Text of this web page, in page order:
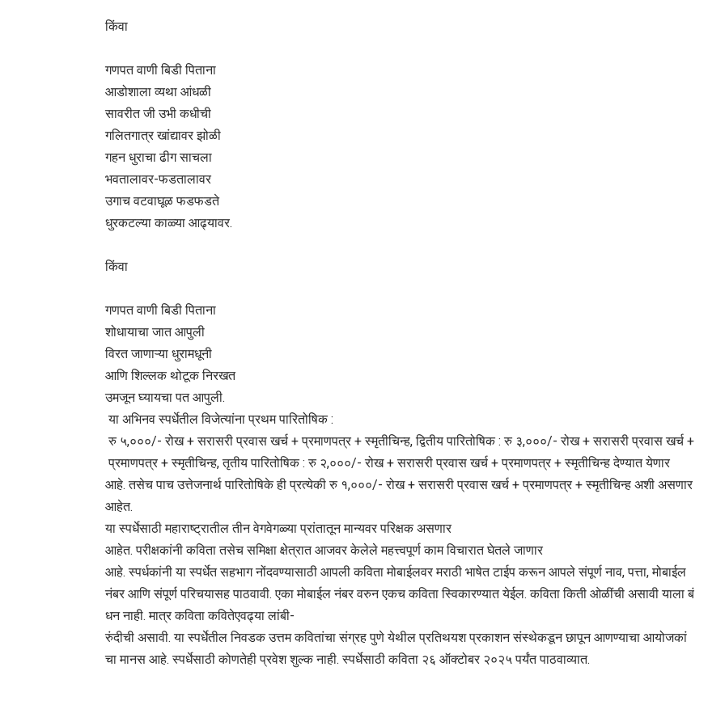
किंवा
गणपत वाणी बिडी पिताना
आडोशाला व्यथा आंधळी
सावरीत जी उभी कधीची
गलितगात्र खांद्यावर झोळी
गहन धुराचा ढीग साचला
भवतालावर-फडतालावर
उगाच वटवाघूळ फडफडते
धुरकटल्या काळ्या आढ्यावर.
किंवा
गणपत वाणी बिडी पिताना
शोधायाचा जात आपुली
विरत जाणाऱ्या धुरामधूनी
आणि शिल्लक थोटूक निरखत
उमजून घ्यायचा पत आपुली.
या अभिनव स्पर्धेतील विजेत्यांना प्रथम पारितोषिक :
रु ५,०००/- रोख + सरासरी प्रवास खर्च + प्रमाणपत्र + स्मृतीचिन्ह, द्वितीय पारितोषिक : रु ३,०००/- रोख + सरासरी प्रवास खर्च +
प्रमाणपत्र + स्मृतीचिन्ह, तृतीय पारितोषिक : रु २,०००/- रोख + सरासरी प्रवास खर्च + प्रमाणपत्र + स्मृतीचिन्ह देण्यात येणार
आहे. तसेच पाच उत्तेजनार्थ पारितोषिके ही प्रत्येकी रु १,०००/- रोख + सरासरी प्रवास खर्च + प्रमाणपत्र + स्मृतीचिन्ह अशी असणार
आहेत.
या स्पर्धेसाठी महाराष्ट्रातील तीन वेगवेगळ्या प्रांतातून मान्यवर परिक्षक असणार
आहेत. परीक्षकांनी कविता तसेच समिक्षा क्षेत्रात आजवर केलेले महत्त्वपूर्ण काम विचारात घेतले जाणार
आहे. स्पर्धकांनी या स्पर्धेत सहभाग नोंदवण्यासाठी आपली कविता मोबाईलवर मराठी भाषेत टाईप करून आपले संपूर्ण नाव, पत्ता, मोबाईल
नंबर आणि संपूर्ण परिचयासह पाठवावी. एका मोबाईल नंबर वरुन एकच कविता स्विकारण्यात येईल. कविता किती ओळींची असावी याला बं
धन नाही. मात्र कविता कवितेएवढ्या लांबी-
रुंदीची असावी. या स्पर्धेतील निवडक उत्तम कवितांचा संग्रह पुणे येथील प्रतिथयश प्रकाशन संस्थेकडून छापून आणण्याचा आयोजकां
चा मानस आहे. स्पर्धेसाठी कोणतेही प्रवेश शुल्क नाही. स्पर्धेसाठी कविता २६ ऑक्टोबर २०२५ पर्यंत पाठवाव्यात.